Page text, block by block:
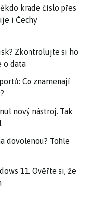
krade číslo přes
i Čechy
Zkontrolujte si ho
o data
Co znamenají
nový nástroj. Tak
dovolenou? Tohle
11. Ověřte si, že